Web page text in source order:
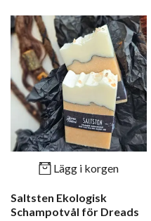
Lägg i korgen
Saltsten Ekologisk
Schampotvål för Dreads